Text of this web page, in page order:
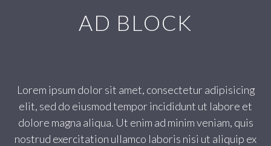
AD BLOCK
Lorem ipsum dolor sit amet, consectetur adipisicing
elit, sed do eiusmod tempor incididunt ut labore et
dolore magna aliqua. Ut enim ad minim veniam, quis
nostrud exercitation ullamco laboris nisi ut aliquip ex